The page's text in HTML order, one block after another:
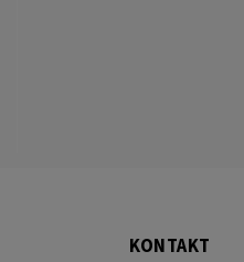
KONTAKT